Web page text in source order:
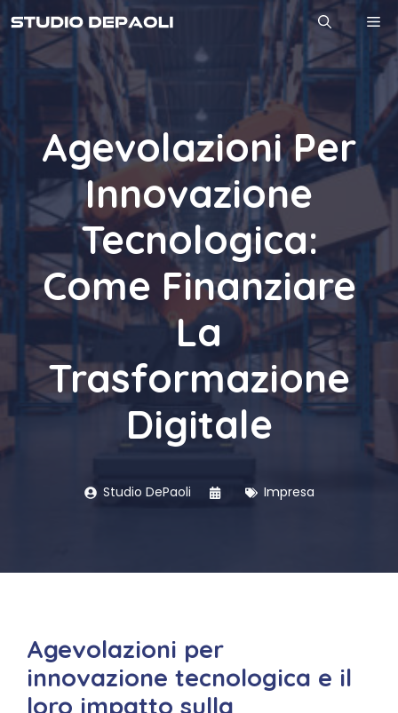
al
contenuto
Agevolazioni Per
Innovazione
Tecnologica:
Come Finanziare
La
Trasformazione
Digitale
Studio DePaoli Impresa
Agevolazioni per
innovazione tecnologica e il
loro impatto sulla